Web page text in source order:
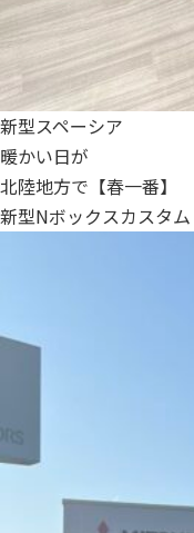
新型スペーシア
暖かい日が
北陸地方で【春一番】
新型Nボックスカスタム